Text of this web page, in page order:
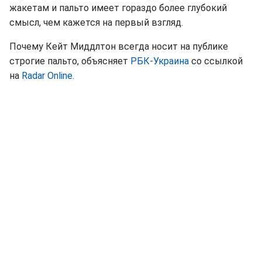
жакетам и пальто имеет гораздо более глубокий
смысл, чем кажется на первый взгляд.
Почему Кейт Миддлтон всегда носит на публике
строгие пальто, объясняет РБК-Украина со ссылкой
на Radar Online.